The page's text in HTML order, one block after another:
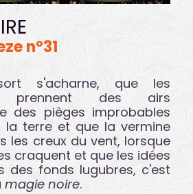
n°31
s'acharne, que les
prennent des airs
des pièges improbables
la terre et que la vermine
les creux du vent, lorsque
craquent et que les idées
des fonds lugubres, c'est
magie noire.